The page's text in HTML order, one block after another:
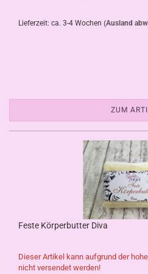
Lieferzeit: ca. 3-4 Wochen (Ausland
ZUM
Feste Körperbutter Diva
Dieser Artikel kann aufgrund der
nicht versendet werden!